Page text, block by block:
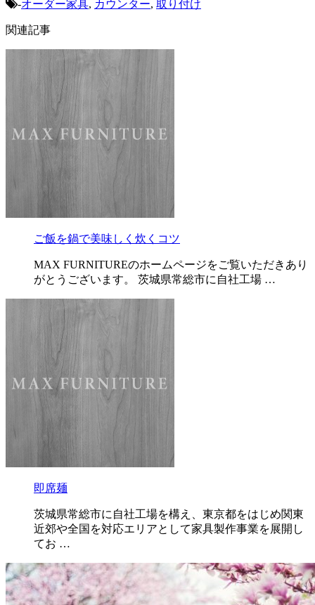
-オーダー家具, カウンター, 取り付け
関連記事
ご飯を鍋で美味しく炊くコツ
MAX FURNITUREのホームページをご覧いただきあり
がとうございます。 茨城県常総市に自社工場 …
即席麺
茨城県常総市に自社工場を構え、東京都をはじめ関東
近郊や全国を対応エリアとして家具製作事業を展開し
てお …